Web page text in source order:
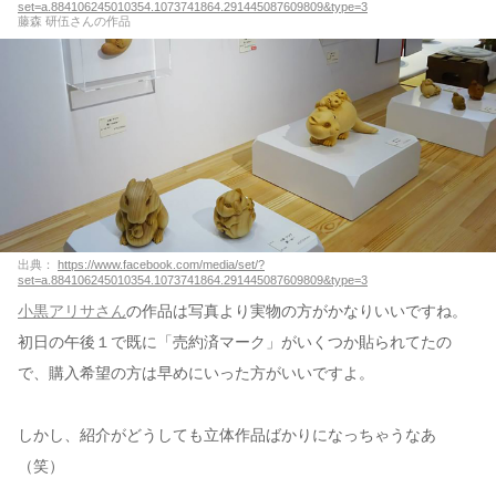
set=a.884106245010354.1073741864.291445087609809&type=3
藤森 研伍さんの作品
出典：
https://www.facebook.com/media/set/?
set=a.884106245010354.1073741864.291445087609809&type=3
小黒アリサさんの作品は写真より実物の方がかなりいいですね。
初日の午後１で既に「売約済マーク」がいくつか貼られてたの
で、購入希望の方は早めにいった方がいいですよ。
しかし、紹介がどうしても立体作品ばかりになっちゃうなあ
（笑）